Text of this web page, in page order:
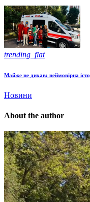
trending_flat
Майже не дихав: неймовірна
Новини
About the author